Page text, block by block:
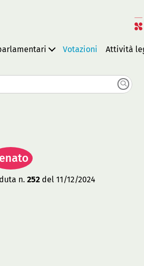
Votazioni Attività
n. 252del 11/12/2024